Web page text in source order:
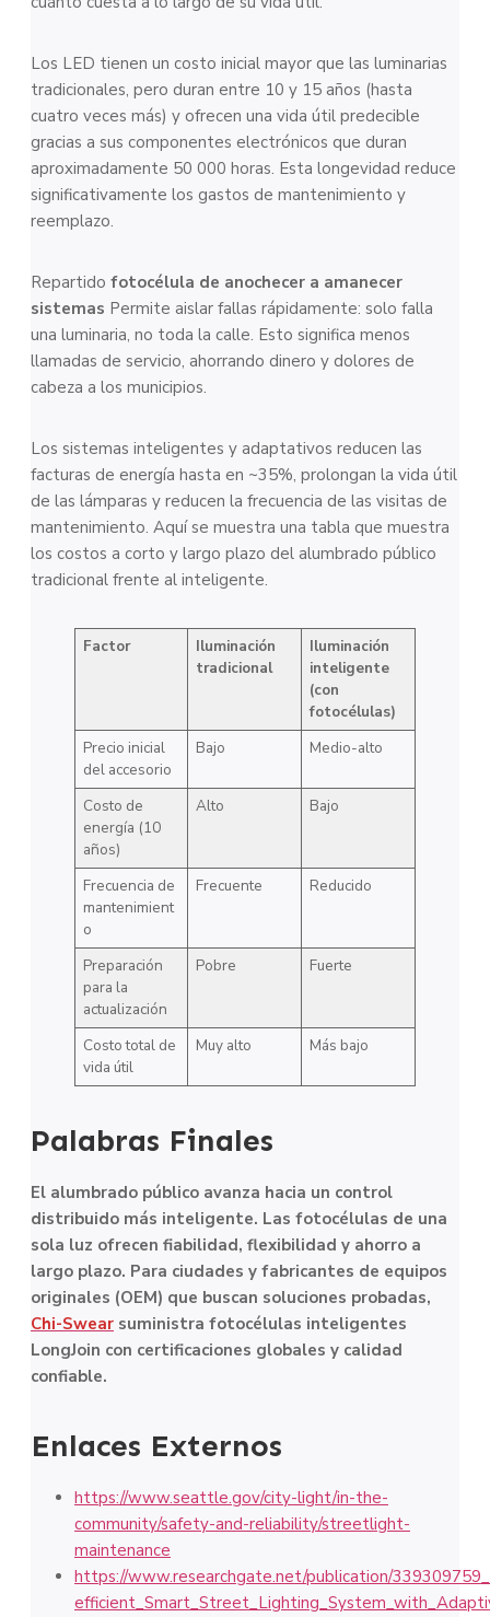
Los LED tienen un costo inicial mayor que las luminarias
tradicionales, pero duran entre 10 y 15 años (hasta
cuatro veces más) y ofrecen una vida útil predecible
gracias a sus componentes electrónicos que duran
aproximadamente 50 000 horas. Esta longevidad reduce
significativamente los gastos de mantenimiento y
reemplazo.
Repartido fotocélula de anochecer a amanecer
sistemas Permite aislar fallas rápidamente: solo falla
una luminaria, no toda la calle. Esto significa menos
llamadas de servicio, ahorrando dinero y dolores de
cabeza a los municipios.
Los sistemas inteligentes y adaptativos reducen las
facturas de energía hasta en ~35%, prolongan la vida útil
de las lámparas y reducen la frecuencia de las visitas de
mantenimiento. Aquí se muestra una tabla que muestra
los costos a corto y largo plazo del alumbrado público
tradicional frente al inteligente.
Factor
Iluminación
tradicional
Iluminación
inteligente
(con
fotocélulas)
Precio inicial
del accesorio
Bajo Medio-alto
Costo de
energía (10
años)
Alto Bajo
Frecuencia de
mantenimient
o
Frecuente Reducido
Preparación
para la
actualización
Pobre Fuerte
Costo total de
vida útil
Muy alto Más bajo
Palabras Finales
El alumbrado público avanza hacia un control
distribuido más inteligente. Las fotocélulas de una
sola luz ofrecen fiabilidad, flexibilidad y ahorro a
largo plazo. Para ciudades y fabricantes de equipos
originales (OEM) que buscan soluciones probadas,
Chi-Swear suministra fotocélulas inteligentes
LongJoin con certificaciones globales y calidad
confiable.
Enlaces Externos
https://www.seattle.gov/city-light/in-the-
community/safety-and-reliability/streetlight-
maintenance
https://www.researchgate.net/publication/